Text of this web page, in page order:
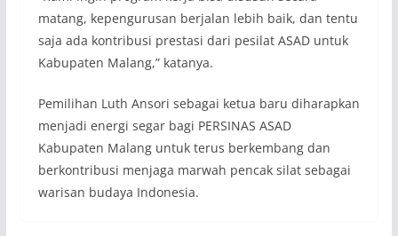
matang, kepengurusan berjalan lebih baik, dan tentu
saja ada kontribusi prestasi dari pesilat ASAD untuk
Kabupaten Malang,” katanya.
Pemilihan Luth Ansori sebagai ketua baru diharapkan
menjadi energi segar bagi PERSINAS ASAD
Kabupaten Malang untuk terus berkembang dan
berkontribusi menjaga marwah pencak silat sebagai
warisan budaya Indonesia.